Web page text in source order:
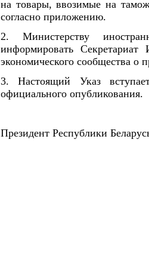
на товары, ввозимые на
согласно приложению.
2. Министерству
информировать Секретариат
экономического сообщества о
3. Настоящий Указ
официального опубликования.
Президент Республики